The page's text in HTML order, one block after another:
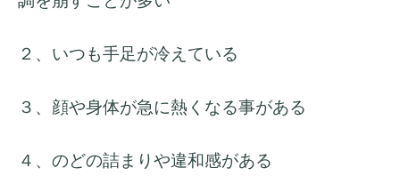
２、いつも手足が冷えている
３、 顔や身体が急に熱くなる事がある
４、のどの詰まりや違和感がある